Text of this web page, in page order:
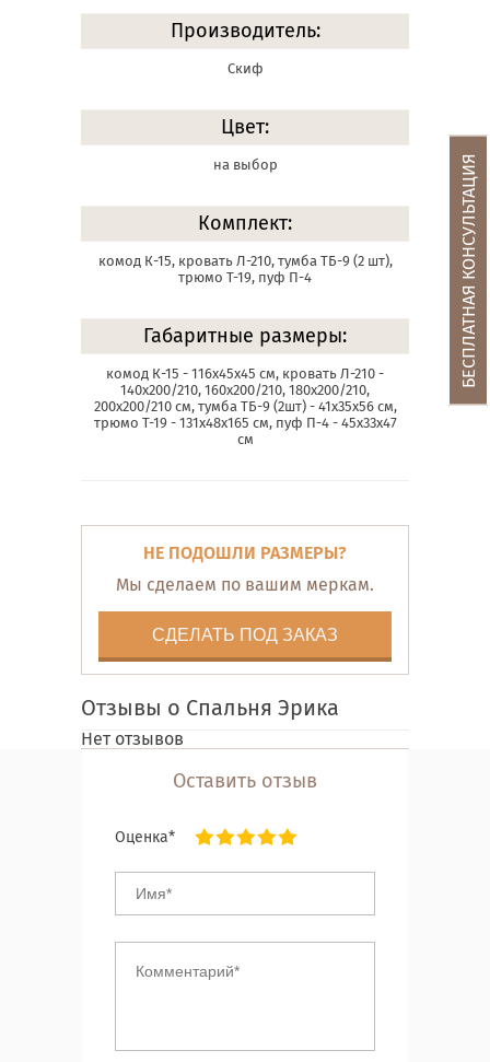
Производитель:
Скиф
Цвет:
на выбор
Комплект:
комод К-15, кровать Л-210, тумба ТБ-9 (2 шт),
трюмо Т-19, пуф П-4
Габаритные размеры:
комод К-15 - 116х45х45 см, кровать Л-210 -
140х200/210, 160х200/210, 180х200/210,
200х200/210 см, тумба ТБ-9 (2шт) - 41х35х56 см,
трюмо Т-19 - 131х48х165 см, пуф П-4 - 45х33х47
см
НЕ ПОДОШЛИ РАЗМЕРЫ?
Мы сделаем по вашим меркам.
СДЕЛАТЬ ПОД ЗАКАЗ
Отзывы о Спальня Эрика
Нет отзывов
Оставить отзыв
Оценка*
БЕСПЛАТНАЯ КОНСУЛЬТАЦИЯ